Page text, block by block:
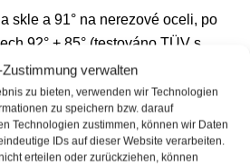
verwalten
zu bieten, verwenden wir Technologien
zu speichern bzw. darauf
Technologien zustimmen, können wir Daten
IDs auf dieser Website verarbeiten.
erteilen oder zurückziehen, können
skle a 91° na nerezové oceli, po
92° + 85° (testováno TÜV s
20 nm (nanometrů)